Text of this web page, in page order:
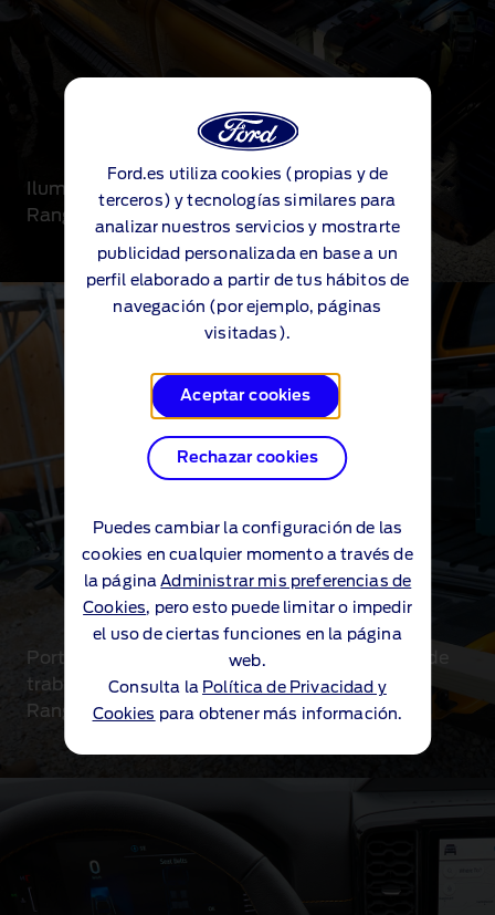
Iluminación zonal exterior.
Ranger Wildtrak con doble cabina
Portón trasero con sistema Easy Lift y banco de
trabajo.
Ranger Wildtrak con doble cabina
Ford.es utiliza cookies (propias y de
terceros) y tecnologías similares para
analizar nuestros servicios y mostrarte
publicidad personalizada en base a un
perfil elaborado a partir de tus hábitos de
navegación (por ejemplo, páginas
visitadas).
Aceptar cookies
Rechazar cookies
Puedes cambiar la configuración de las
cookies en cualquier momento a través de
la páginaAdministrar mis preferencias de
Cookies, pero esto puede limitar o impedir
el uso de ciertas funciones en la página
web.
Consulta la Política de Privacidad y
Cookies para obtener más información.